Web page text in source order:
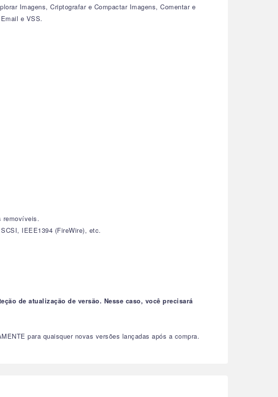
Imagens, Criptografar e Compactar Imagens, Comentar e
e VSS.
removíveis.
IEEE1394 (FireWire), etc.
de atualização de versão. Nesse caso, você precisará
para quaisquer novas versões lançadas após a compra.